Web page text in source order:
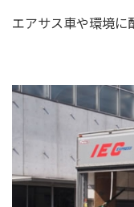
エアサス車や環境に